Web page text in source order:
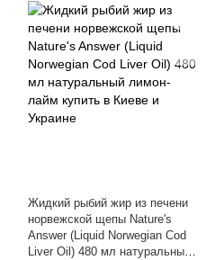
Жидкий рыбий жир из печени
норвежской щепы Nature's
Answer (Liquid Norwegian Cod
Liver Oil) 480 мл натуральный